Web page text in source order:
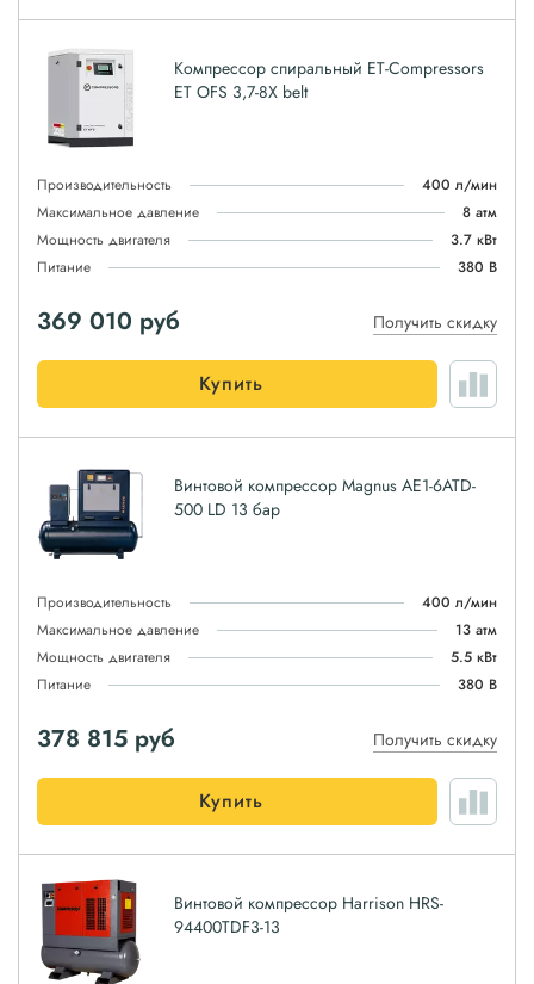
Компрессор спиральный ET-Compressors
ET OFS 3,7-8X belt
Производительность
400 л/мин
Максимальное давление
8 атм
Мощность двигателя
3.7 кВт
Питание
380 В
369 010 руб Получить скидку
Купить
Винтовой компрессор Magnus АЕ1-6ATD-
500 LD 13 бар
Производительность
400 л/мин
Максимальное давление
13 атм
Мощность двигателя
5.5 кВт
Питание
380 В
378 815 руб Получить скидку
Купить
Винтовой компрессор Harrison HRS-
94400TDF3-13